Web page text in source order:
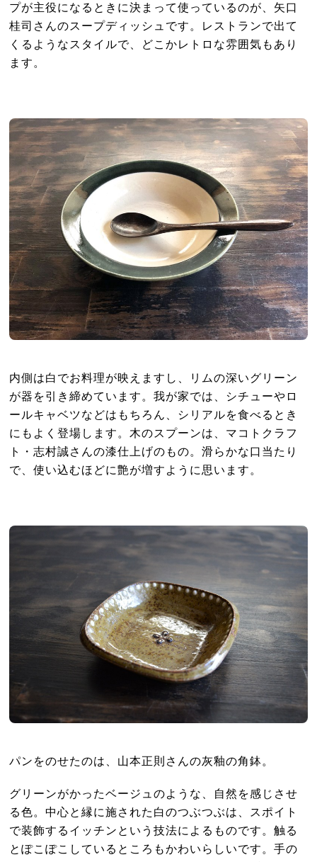
プが主役になるときに決まって使っているのが、矢口
桂司さんのスープディッシュです。レストランで出て
くるようなスタイルで、どこかレトロな雰囲気もあり
ます。
内側は白でお料理が映えますし、リムの深いグリーン
が器を引き締めています。我が家では、シチューやロ
ールキャベツなどはもちろん、シリアルを食べるとき
にもよく登場します。木のスプーンは、マコトクラフ
ト・志村誠さんの漆仕上げのもの。滑らかな口当たり
で、使い込むほどに艶が増すように思います。
パンをのせたのは、山本正則さんの灰釉の角鉢。
グリーンがかったベージュのような、自然を感じさせ
る色。中心と縁に施された白のつぶつぶは、スポイト
で装飾するイッチンという技法によるものです。触る
とぽこぽこしているところもかわいらしいです。手の